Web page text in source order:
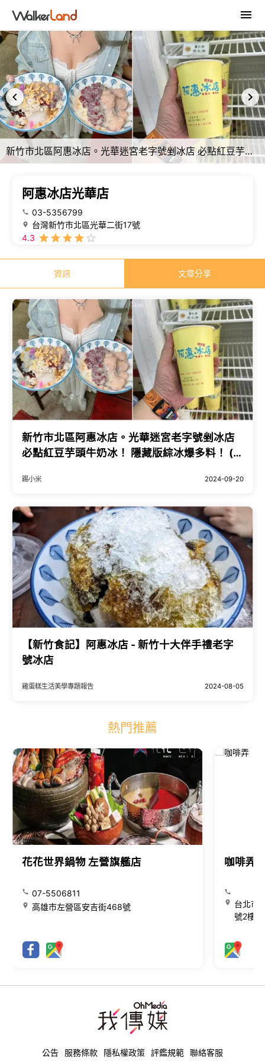
新竹市北區阿惠冰店。光華迷宮老字號剉冰店 必點紅豆芋頭牛奶冰！ 隱藏版綜冰爆多料！ (菜單營業時間地址電話) - 跟著踢小米吃喝玩樂趣
阿惠冰店光華店
03-5356799
台灣新竹市北區光華二街17號
4.3
資訊 文章分享
新竹市北區阿惠冰店。光華迷宮老字號剉冰店
必點紅豆芋頭牛奶冰！ 隱藏版綜冰爆多料！ (菜
踢小米 2024-09-20
【新竹食記】阿惠冰店 - 新竹十大伴手禮老字
號冰店
雞蛋糕生活美學專題報告 2024-08-05
熱門推薦
花花世界鍋物 左營旗艦店
07-5506811
高雄市左營區安吉街468號
咖啡弄
台北市
號2樓
公告 服務條款 隱私權政策 評鑑規範 聯絡客服